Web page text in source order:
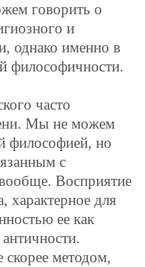
говорить о
и
однако именно в
философичности.
часто
Мы не можем
философией, но
с
Восприятие
характерное для
ее как
методом,